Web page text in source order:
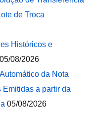
de Troca
Históricos e
05/08/2026
da Nota
a partir da
05/08/2026